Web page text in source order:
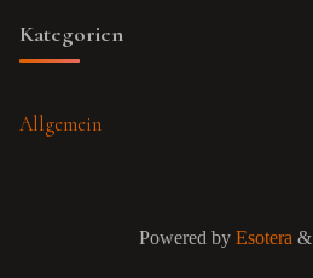
Kategorien
Allgemein
Powered byEsotera&